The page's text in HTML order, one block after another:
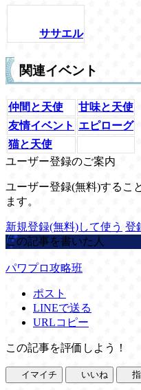
ササエル
関連イベント
仲間と天使
甘味と天使
友情イベント エピローグ
猫と天使
ユーザー登録のご案内
ユーザー登録(無料)するこ
ます。
新規登録(無料)して使う 登
この記事を書いた人
パワプロ攻略班
ポスト
LINEで送る
URLコピー
この記事を評価しよう！
イマイチ いいね